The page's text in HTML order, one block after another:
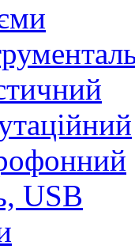
USB